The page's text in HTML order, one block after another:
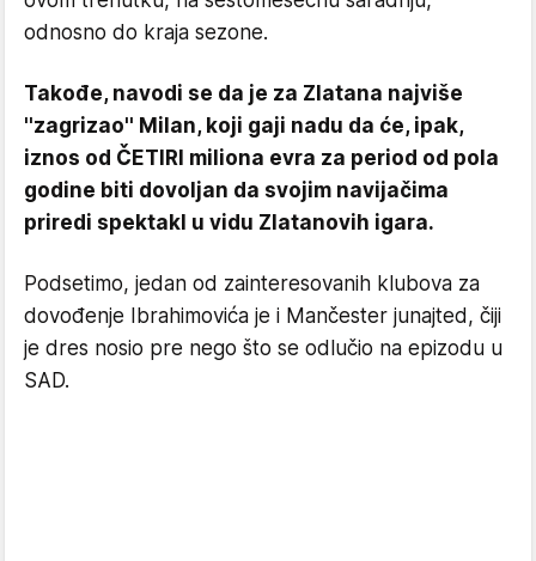
odnosno do kraja sezone.
Takođe, navodi se da je za Zlatana najviše
''zagrizao'' Milan, koji gaji nadu da će, ipak,
iznos od ČETIRI miliona evra za period od pola
godine biti dovoljan da svojim navijačima
priredi spektakl u vidu Zlatanovih igara.
Podsetimo, jedan od zainteresovanih klubova za
dovođenje Ibrahimovića je i Mančester junajted, čiji
je dres nosio pre nego što se odlučio na epizodu u
SAD.